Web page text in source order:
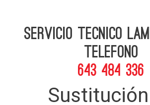
Servicio Tecnico
telefono
643 484 336